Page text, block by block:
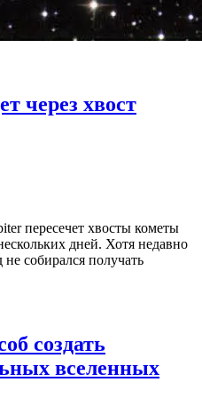
через хвост
пересечет хвосты кометы
дней. Хотя недавно
собирался получать
создать
вселенных